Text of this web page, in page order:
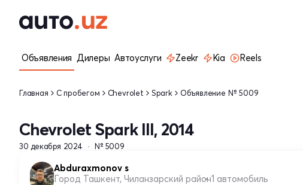
Объявления Дилеры Автоуслуги Zeekr Kia Reels
Главная С пробегом Chevrolet Spark Объявление № 5009
Chevrolet Spark III, 2014
30 декабря 2024 № 5009
Abduraxmonov s
Город Ташкент, Чиланзарский район1 автомобиль